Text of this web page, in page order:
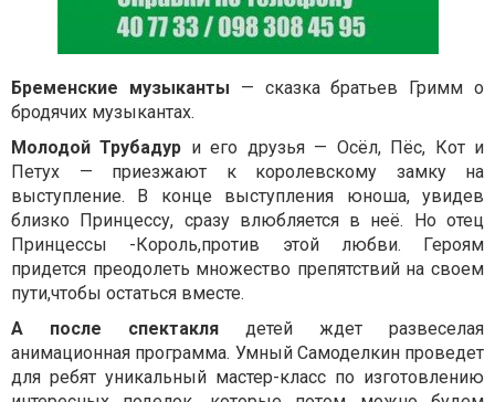
Бременские музыканты — сказка братьев Гримм о
бродячих музыкантах.
Молодой Трубадур и его друзья — Осёл, Пёс, Кот и
Петух — приезжают к королевскому замку на
выступление. В конце выступления юноша, увидев
близко Принцессу, сразу влюбляется в неё. Но отец
Принцессы -Король,против этой любви. Героям
придется преодолеть множество препятствий на своем
пути,чтобы остаться вместе.
А после спектакля детей ждет развеселая
анимационная программа. Умный Самоделкин проведет
для ребят уникальный мастер-класс по изготовлению